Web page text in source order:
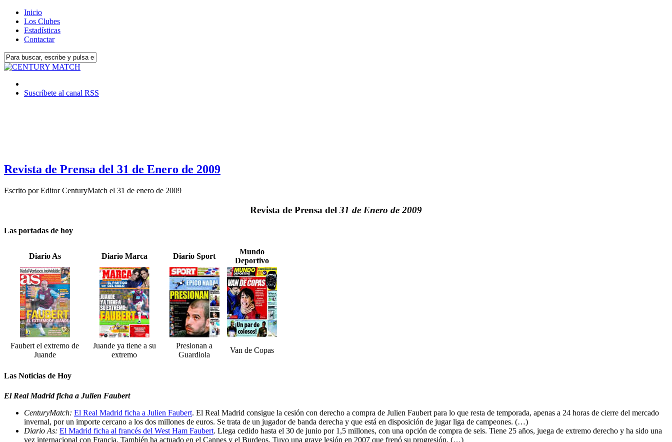
Inicio
Los Clubes
Estadísticas
Contactar
Suscríbete al canal RSS
Revista de Prensa del 31 de Enero de 2009
Escrito porEditor CenturyMatch el 31 de enero de 2009
Revista de Prensa del 31 de Enero de 2009
Las portadas de hoy
Diario As Diario Marca Diario Sport
Mundo
Deportivo
Faubert el extremo de
Juande
Juande ya tiene a su
extremo
Presionan a
Guardiola
Van de Copas
Las Noticias de Hoy
El Real Madrid ficha a Julien Faubert
CenturyMatch: El Real Madrid ficha a Julien Faubert. El Real Madrid consigue la cesión con derecho a compra de Julien Faubert para lo que resta de temporada, apenas a 24 horas de cierre del mercado
invernal, por un importe cercano a los dos millones de euros. Se trata de un jugador de banda derecha y que está en disposición de jugar liga de campeones. (…)
Diario As: El Madrid ficha al francés del West Ham Faubert. Llega cedido hasta el 30 de junio por 1,5 millones, con una opción de compra de seis. Tiene 25 años, juega de extremo derecho y ha sido una
vez internacional con Francia. También ha actuado en el Cannes y el Burdeos. Tuvo una grave lesión en 2007 que frenó su progresión. (…)